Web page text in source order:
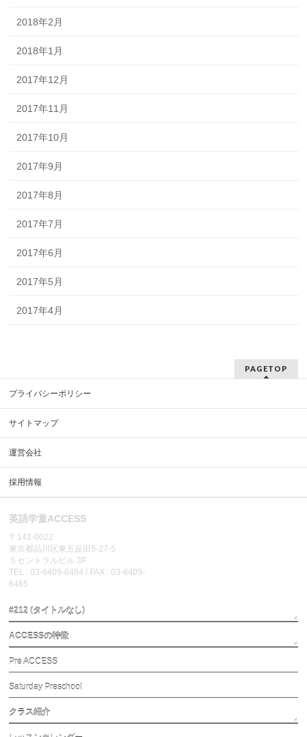
2018年2月
2018年1月
2017年12月
2017年11月
2017年10月
2017年9月
2017年8月
2017年7月
2017年6月
2017年5月
2017年4月
PAGETOP
プライバシーポリシー
サイトマップ
運営会社
採用情報
英語学童ACCESS
〒141-0022
東京都品川区東五反田5-27-5
５セントラルビル 3F
TEL : 03-6409-6464 / FAX : 03-6409-
6465
#212 (タイトルなし)
ACCESSの特徴
Pre ACCESS
Saturday Preschool
クラス紹介